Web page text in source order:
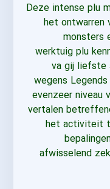
Deze intense plu
het ontwarren
monsters
werktuig plu
va gij liefste
wegens
evenzeer niveau
vertalen
het activiteit
afwisselend